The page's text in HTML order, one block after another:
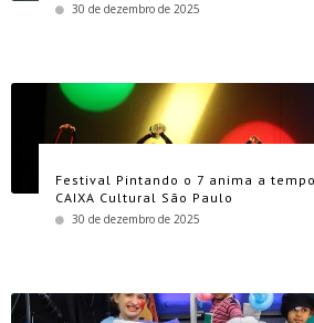
30 de dezembro de 2025
Festival Pintando o 7 anima a
CAIXA Cultural São Paulo
30 de dezembro de 2025